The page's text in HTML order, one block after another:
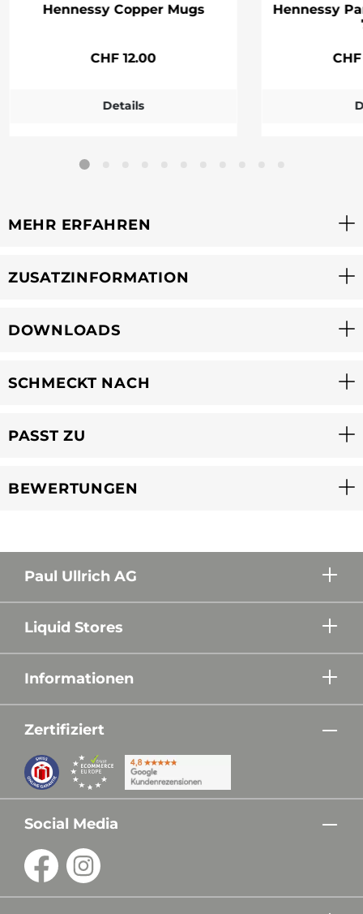
Hennessy Copper Mugs
CHF 12.00
Details
Hennessy
CHF
MEHR ERFAHREN
ZUSATZINFORMATION
DOWNLOADS
SCHMECKT NACH
PASST ZU
BEWERTUNGEN
Paul Ullrich AG
Liquid Stores
Informationen
Zertifiziert
Social Media